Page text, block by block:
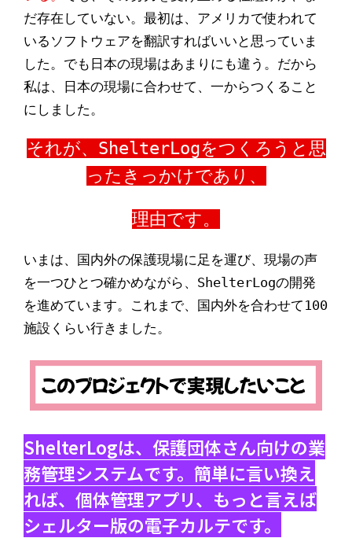
だ存在していない。最初は、アメリカで使われて
いるソフトウェアを翻訳すればいいと思っていま
した。でも日本の現場はあまりにも違う。だから
私は、日本の現場に合わせて、一からつくること
にしました。
それが、ShelterLogをつくろうと思
ったきっかけであり、
理由です。
いまは、国内外の保護現場に足を運び、現場の声
を一つひとつ確かめながら、ShelterLogの開発
を進めています。これまで、国内外を合わせて100
施設くらい行きました。
ShelterLogは、保護団体さん向けの業
務管理システムです。簡単に言い換え
れば、個体管理アプリ、もっと言えば
シェルター版の電子カルテです。